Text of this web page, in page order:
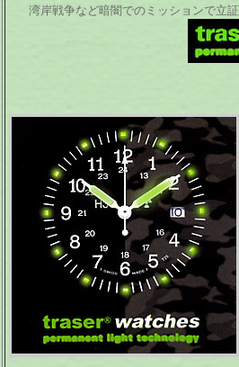
湾岸戦争など暗闇でのミッションで立